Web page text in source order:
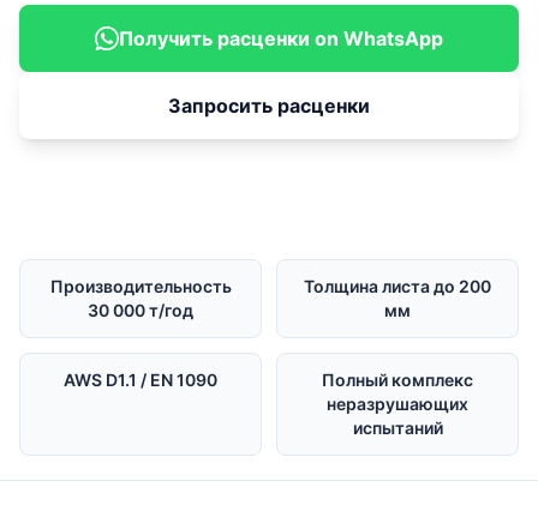
Получить расценки on WhatsApp
Запросить расценки
Производительность
30 000 т/год
Толщина листа до 200
мм
AWS D1.1 / EN 1090
Полный комплекс
неразрушающих
испытаний